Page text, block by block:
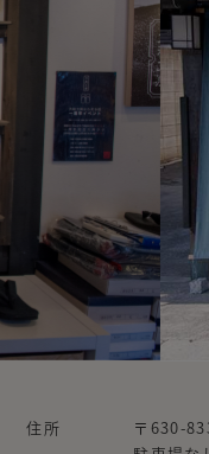
住所 〒630-